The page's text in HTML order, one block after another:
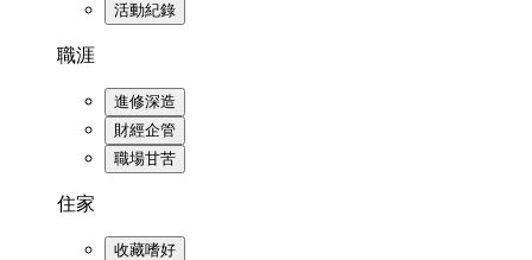
活動紀錄
職涯
進修深造
財經企管
職場甘苦
住家
收藏嗜好